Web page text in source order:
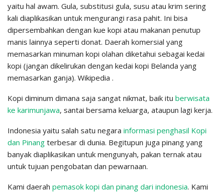
yaitu hal awam. Gula, substitusi gula, susu atau krim sering
kali diaplikasikan untuk mengurangi rasa pahit. Ini bisa
dipersembahkan dengan kue kopi atau makanan penutup
manis lainnya seperti donat. Daerah komersial yang
memasarkan minuman kopi olahan diketahui sebagai kedai
kopi (jangan dikelirukan dengan kedai kopi Belanda yang
memasarkan ganja). Wikipedia .
Kopi diminum dimana saja sangat nikmat, baik itu berwisata
ke karimunjawa, santai bersama keluarga, ataupun lagi kerja.
Indonesia yaitu salah satu negara informasi penghasil Kopi
dan Pinang terbesar di dunia. Begitupun juga pinang yang
banyak diaplikasikan untuk mengunyah, pakan ternak atau
untuk tujuan pengobatan dan pewarnaan.
Kami daerah pemasok kopi dan pinang dari indonesia. Kami